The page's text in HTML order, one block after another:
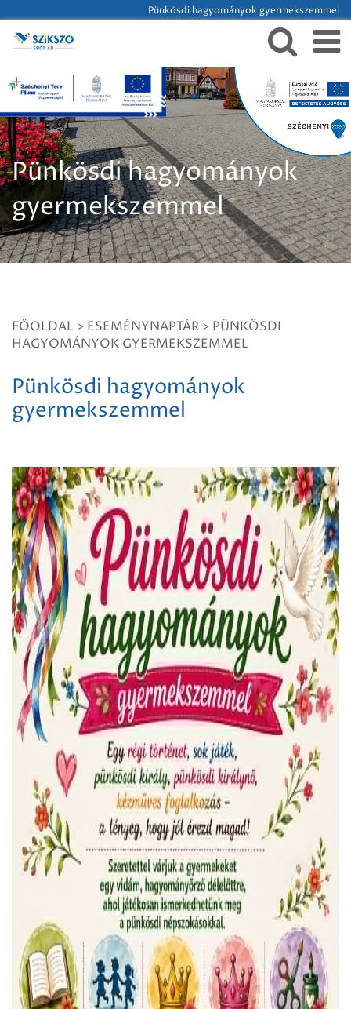
Pünkösdi hagyományok gyermekszemmel
Pünkösdi hagyományok
gyermekszemmel
FŐOLDAL > ESEMÉNYNAPTÁR > PÜNKÖSDI
HAGYOMÁNYOK GYERMEKSZEMMEL
Pünkösdi hagyományok
gyermekszemmel